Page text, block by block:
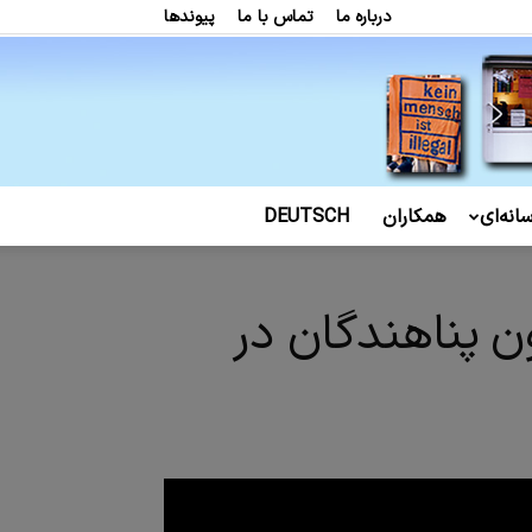
درباره ما تماس با ما پیوندها
DEUTSCH همکاران
پناهندگان در